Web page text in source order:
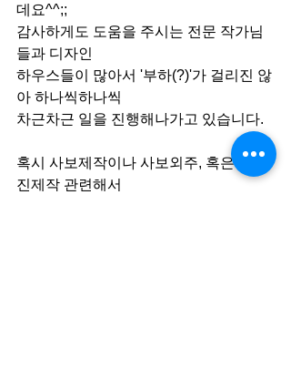
데요^^;;
감사하게도 도움을 주시는 전문 작가님
들과 디자인
하우스들이 많아서 '부하(?)'가 걸리진 않
아 하나씩하나씩
차근차근 일을 진행해나가고 있습니다.
혹시 사보제작이나 사보외주, 혹은 매거
진제작 관련해서